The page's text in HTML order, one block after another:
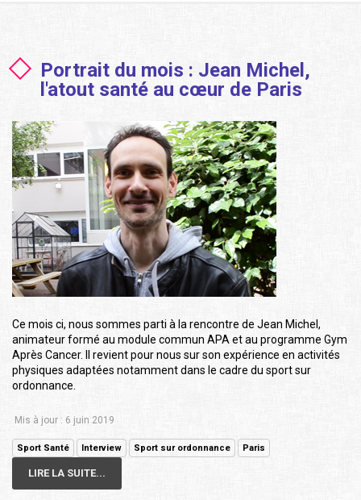
Portrait du mois : Jean Michel,
l'atout santé au cœur de Paris
Ce mois ci, nous sommes parti à la rencontre de Jean Michel,
animateur formé au module commun APA et au programme Gym
Après Cancer. Il revient pour nous sur son expérience en activités
physiques adaptées notamment dans le cadre du sport sur
ordonnance.
Mis à jour : 6 juin 2019
Sport Santé Interview Sport sur ordonnance Paris
LIRE LA SUITE...